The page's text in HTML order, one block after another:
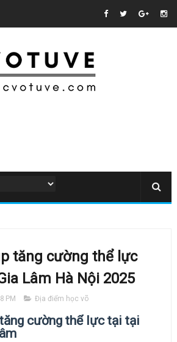
tăng cường thể lực
Lâm Hà Nội 2025
PM Địa điểm học võ
cường thể lực tại tại